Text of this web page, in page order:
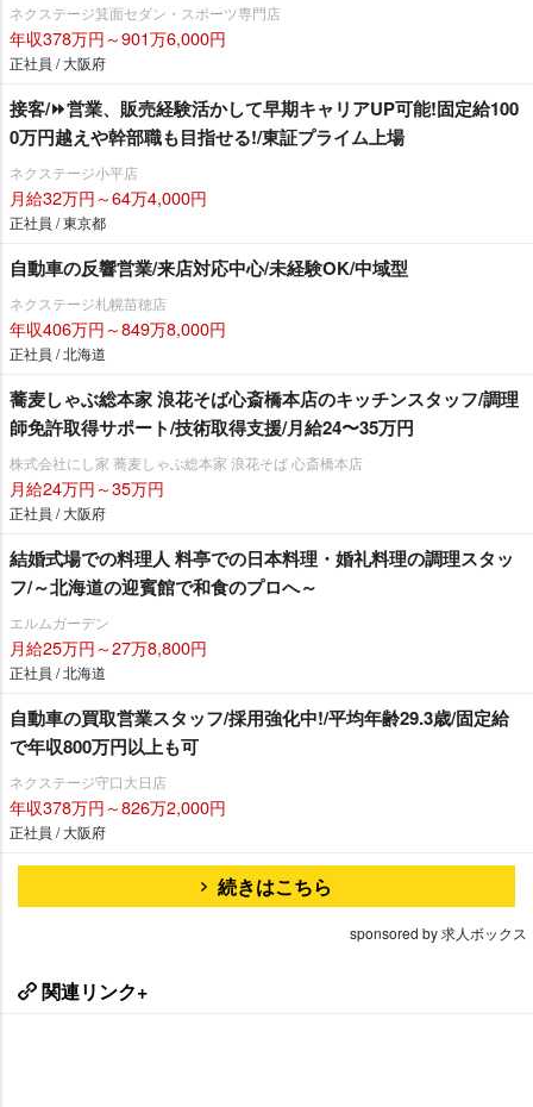
ネクステージ箕面セダン・スポーツ専門店
年収378万円～901万6,000円
正社員 / 大阪府
接客/⏩️営業、販売経験活かして早期キャリアUP可能!固定給100
0万円越えや幹部職も目指せる!/東証プライム上場
ネクステージ小平店
月給32万円～64万4,000円
正社員 / 東京都
自動車の反響営業/来店対応中心/未経験OK/中域型
ネクステージ札幌苗穂店
年収406万円～849万8,000円
正社員 / 北海道
蕎麦しゃぶ総本家 浪花そば心斎橋本店のキッチンスタッフ/調理
師免許取得サポート/技術取得支援/月給24〜35万円
株式会社にし家 蕎麦しゃぶ総本家 浪花そば 心斎橋本店
月給24万円～35万円
正社員 / 大阪府
結婚式場での料理人 料亭での日本料理・婚礼料理の調理スタッ
フ/～北海道の迎賓館で和食のプロへ～
エルムガーデン
月給25万円～27万8,800円
正社員 / 北海道
自動車の買取営業スタッフ/採用強化中!/平均年齢29.3歳/固定給
で年収800万円以上も可
ネクステージ守口大日店
年収378万円～826万2,000円
正社員 / 大阪府
続きはこちら
sponsored by 求人ボックス
関連リンク+